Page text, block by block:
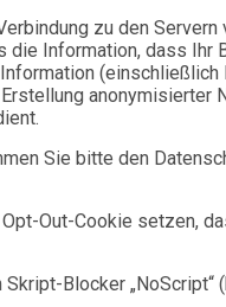
zu den
die Information, dass
anonymisierter
Sie bitte den
Out-Cookie setzen,
Blocker